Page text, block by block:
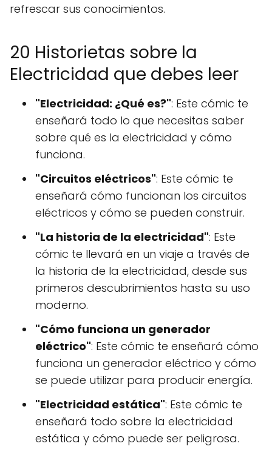
refrescar sus conocimientos.
20 Historietas sobre la
Electricidad que debes leer
"Electricidad: ¿Qué es?": Este cómic te
enseñará todo lo que necesitas saber
sobre qué es la electricidad y cómo
funciona.
"Circuitos eléctricos": Este cómic te
enseñará cómo funcionan los circuitos
eléctricos y cómo se pueden construir.
"La historia de la electricidad": Este
cómic te llevará en un viaje a través de
la historia de la electricidad, desde sus
primeros descubrimientos hasta su uso
moderno.
"Cómo funciona un generador
eléctrico": Este cómic te enseñará cómo
funciona un generador eléctrico y cómo
se puede utilizar para producir energía.
"Electricidad estática": Este cómic te
enseñará todo sobre la electricidad
estática y cómo puede ser peligrosa.